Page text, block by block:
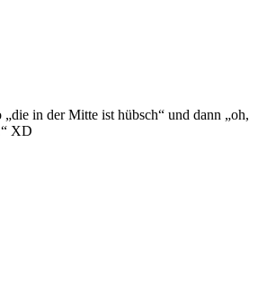
„die in der Mitte ist hübsch“ und dann „oh,
XD